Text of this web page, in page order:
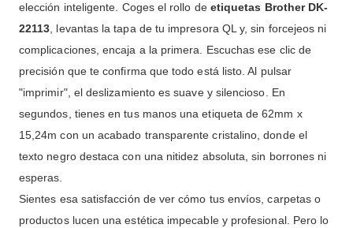
elección inteligente. Coges el rollo de etiquetas Brother DK-
22113 , levantas la tapa de tu impresora QL y, sin forcejeos ni
complicaciones, encaja a la primera. Escuchas ese clic de
precisión que te confirma que todo está listo. Al pulsar
"imprimir", el deslizamiento es suave y silencioso. En
segundos, tienes en tus manos una etiqueta de 62mm x
15,24m con un acabado transparente cristalino, donde el
texto negro destaca con una nitidez absoluta, sin borrones ni
esperas.
Sientes esa satisfacción de ver cómo tus envíos, carpetas o
productos lucen una estética impecable y profesional. Pero lo